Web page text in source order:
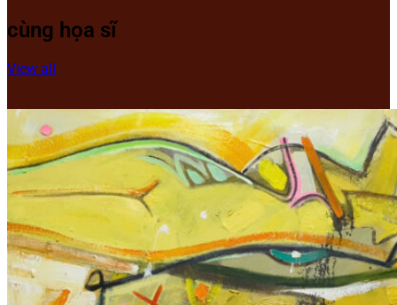
cùng họa sĩ
View all